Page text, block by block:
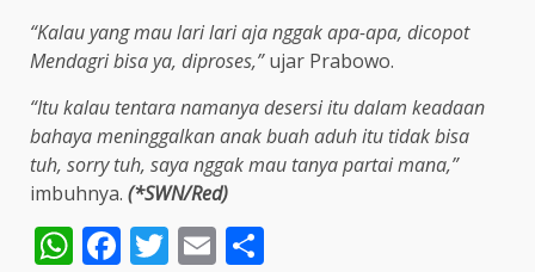
“Kalau yang mau lari lari aja nggak apa-apa, dicopot
Mendagri bisa ya, diproses,”ujar Prabowo.
“Itu kalau tentara namanya desersi itu dalam keadaan
bahaya meninggalkan anak buah aduh itu tidak bisa
tuh, sorry tuh, saya nggak mau tanya partai mana,”
imbuhnya. (*SWN/Red)
WhatsApp
Facebook
Twitter
Email